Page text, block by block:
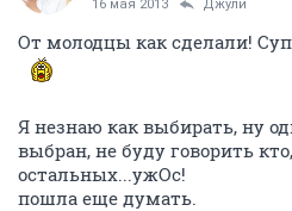
16 мая 2013 Джули
От молодцы как сделали!
Я незнаю как выбирать, ну
выбран, не буду говорить
остальных...ужОс!
пошла еще думать.